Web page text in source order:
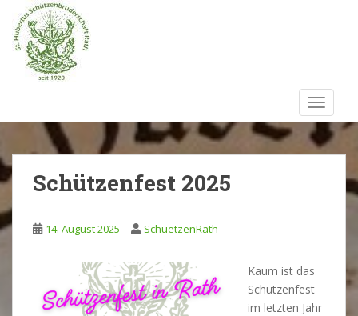
m
i
o
n
Schützenfest 2025
14. August 2025 SchuetzenRath
Kaum ist das
Schützenfest
im letzten Jahr